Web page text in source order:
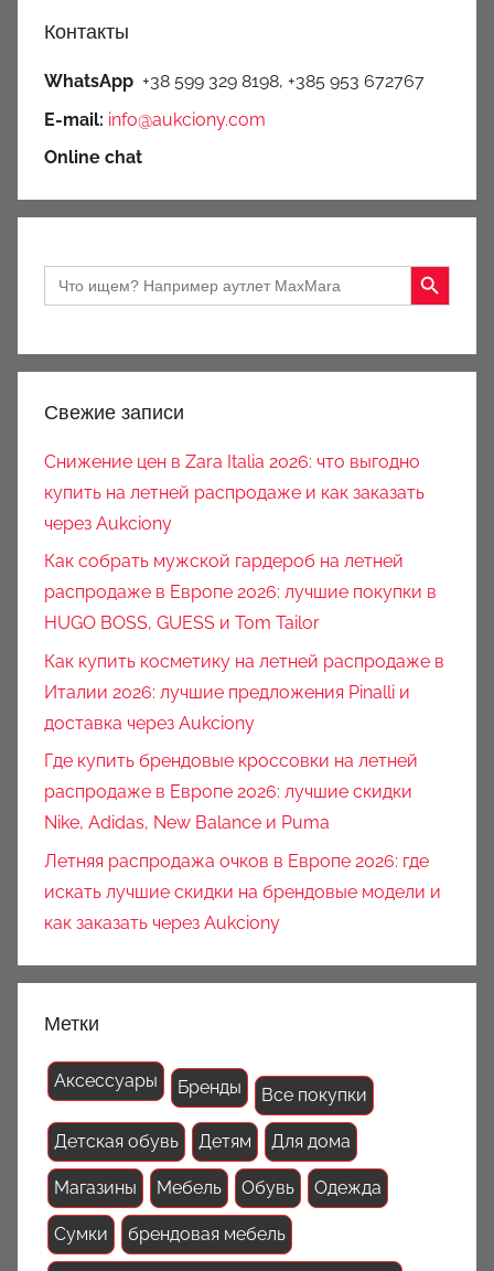
Контакты
WhatsApp +38 599 329 8198, +385 953 672767
E-mail: info@aukciony.com
Online chat
Search
for:
Search Button
Свежие записи
Снижение цен в Zara Italia 2026: что выгодно
купить на летней распродаже и как заказать
через Aukciony
Как собрать мужской гардероб на летней
распродаже в Европе 2026: лучшие покупки в
HUGO BOSS, GUESS и Tom Tailor
Как купить косметику на летней распродаже в
Италии 2026: лучшие предложения Pinalli и
доставка через Aukciony
Где купить брендовые кроссовки на летней
распродаже в Европе 2026: лучшие скидки
Nike, Adidas, New Balance и Puma
Летняя распродажа очков в Европе 2026: где
искать лучшие скидки на брендовые модели и
как заказать через Aukciony
Метки
Аксессуары Бренды Все покупки
Детская обувь Детям Для дома
Магазины Мебель Обувь Одежда
Сумки брендовая мебель